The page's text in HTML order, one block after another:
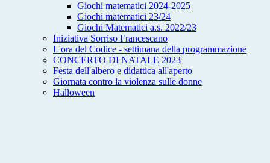
Giochi matematici 2024-2025
Giochi matematici 23/24
Giochi Matematici a.s. 2022/23
Iniziativa Sorriso Francescano
L'ora del Codice - settimana della programmazione
CONCERTO DI NATALE 2023
Festa dell'albero e didattica all'aperto
Giornata contro la violenza sulle donne
Halloween